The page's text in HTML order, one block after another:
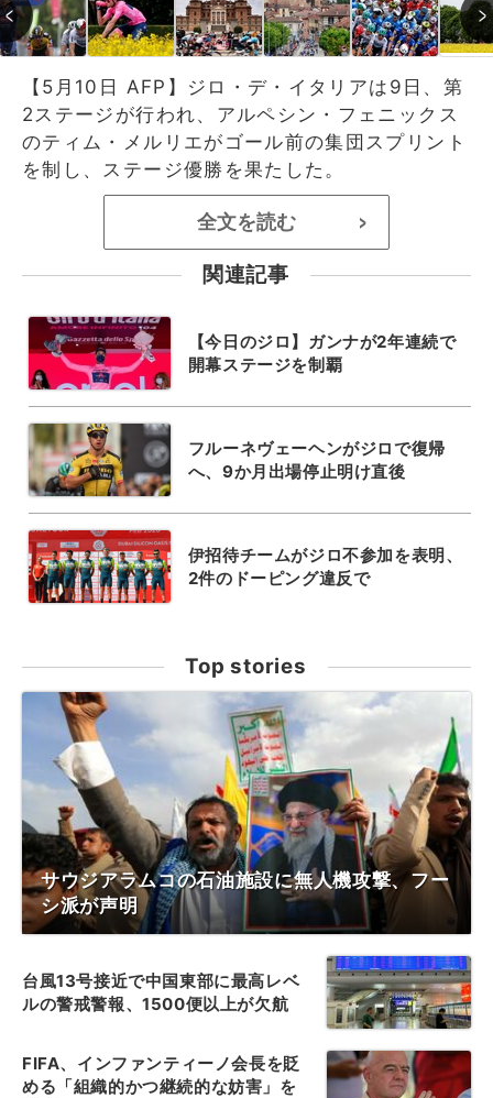
【5月10日 AFP】ジロ・デ・イタリアは9日、第
2ステージが行われ、アルペシン・フェニックス
のティム・メルリエがゴール前の集団スプリント
を制し、ステージ優勝を果たした。
全文を読む >
関連記事
【今日のジロ】ガンナが2年連続で
開幕ステージを制覇
フルーネヴェーヘンがジロで復帰
へ、9か月出場停止明け直後
伊招待チームがジロ不参加を表明、
2件のドーピング違反で
Top stories
サウジアラムコの石油施設に無人機攻撃、フー
シ派が声明
台風13号接近で中国東部に最高レベ
ルの警戒警報、1500便以上が欠航
FIFA、インファンティーノ会長を貶
める「組織的かつ継続的な妨害」を